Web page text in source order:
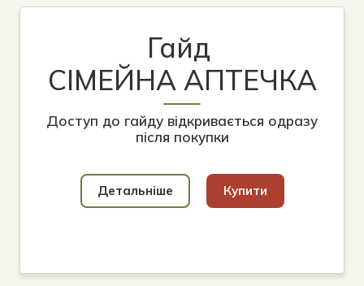
Гайд
СІМЕЙНА АПТЕЧКА
Доступ до гайду відкривається одразу
після покупки
Детальніше Купити